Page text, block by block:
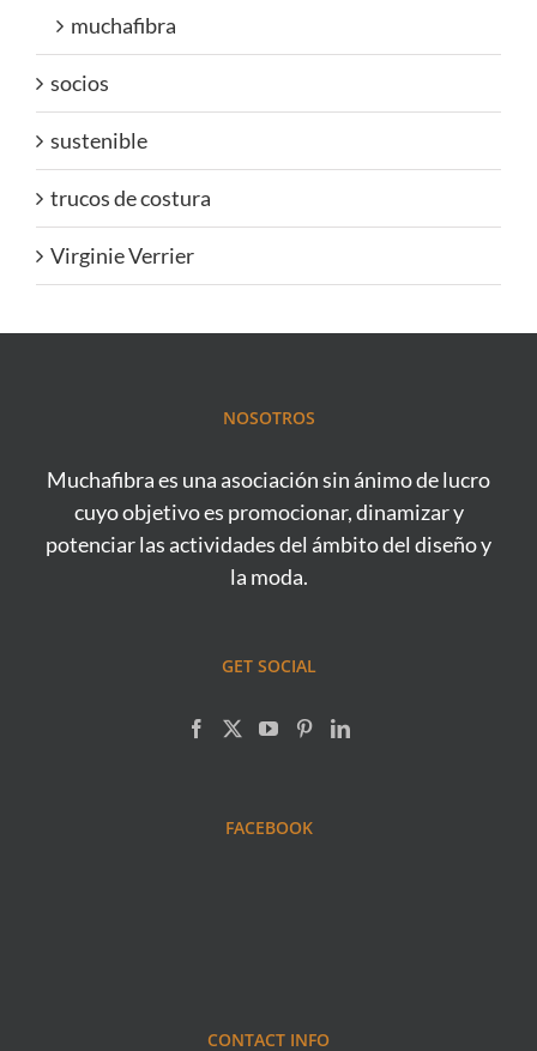
muchafibra
socios
sustenible
trucos de costura
Virginie Verrier
NOSOTROS
Muchafibra es una asociación sin ánimo de lucro
cuyo objetivo es promocionar, dinamizar y
potenciar las actividades del ámbito del diseño y
la moda.
GET SOCIAL
FACEBOOK
CONTACT INFO